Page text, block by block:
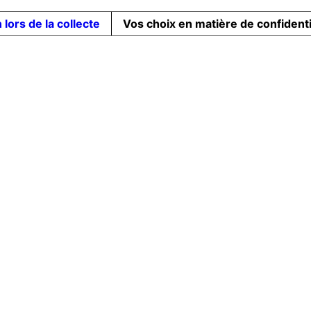
lors de la collecte Vos choix en matière de